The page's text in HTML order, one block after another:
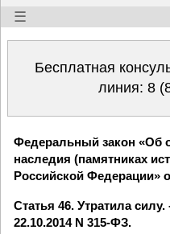
☰
Бесплатная
линия: 8
Федеральный закон «Об
наследия (памятниках
Российской Федерации»
Статья 46. Утратила
22.10.2014 N 315-ФЗ.